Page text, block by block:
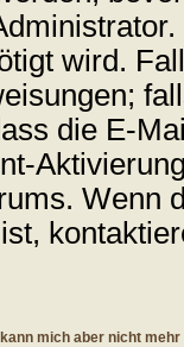
wird.
die E-
Wenn
mich aber nicht mehr